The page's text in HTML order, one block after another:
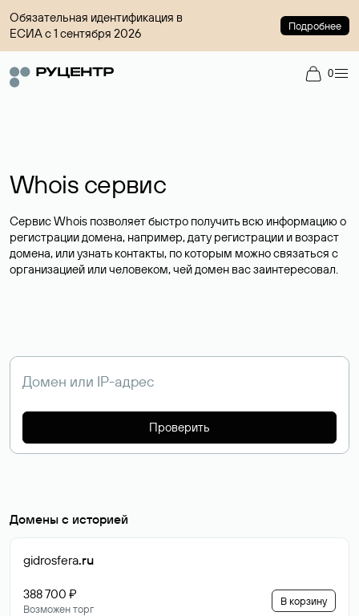
Обязательная идентификация в
ЕСИА с 1 сентября 2026
Подробнее
0
Whois сервис
Сервис Whois позволяет быстро получить всю информацию о
регистрации домена, например, дату регистрации и возраст
домена, или узнать контакты, по которым можно связаться с
организацией или человеком, чей домен вас заинтересовал.
Проверить
Домены с историей
gidrosfera.ru
388 700 ₽
Возможен торг
В корзину